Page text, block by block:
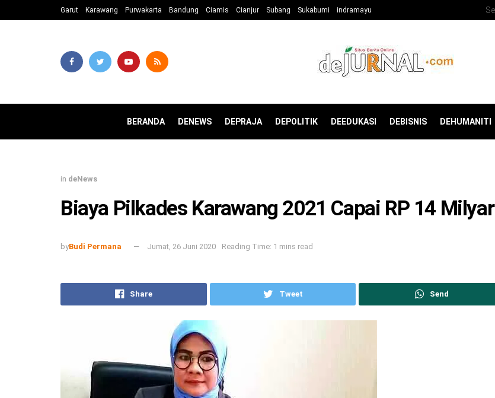
Garut Karawang Purwakarta Bandung Ciamis Cianjur Subang Sukabumi indramayu
BERANDA DENEWS DEPRAJA DEPOLITIK DEEDUKASI DEBISNIS DEHUMANITI
in deNews
Biaya Pilkades Karawang 2021 Capai RP 14 Milyar
byBudi Permana Jumat, 26 Juni 2020 Reading Time: 1 mins read
Share Tweet Send